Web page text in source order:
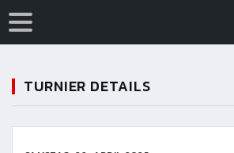
TURNIER DETAILS